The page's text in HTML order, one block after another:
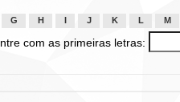
G H J K L M
com as primeiras letras: